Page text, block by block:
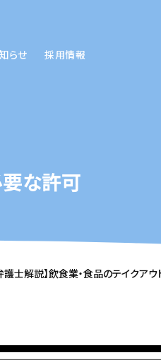
らせ 採用情報
要な許可
護士解説】飲食業・食品のテイクア